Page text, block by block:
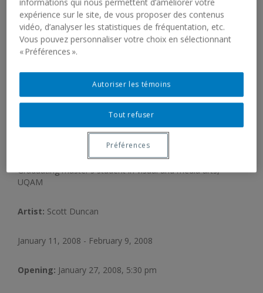
SCOTT DUNCAN. HATRED OF
CAPITALISM
Graduating master's student in visual and media arts,
UQAM
Artist: Scott Duncan
January 11, 2008 - February 9, 2008
Opening: January 27, 2008, 5:30 pm
expérience sur le site, de vous proposer des contenus
vidéo, d’analyser les statistiques de fréquentation, etc.
Vous pouvez personnaliser votre choix en sélectionnant
« Préférences ».
Tout refuser
Autoriser les témoins
Préférences